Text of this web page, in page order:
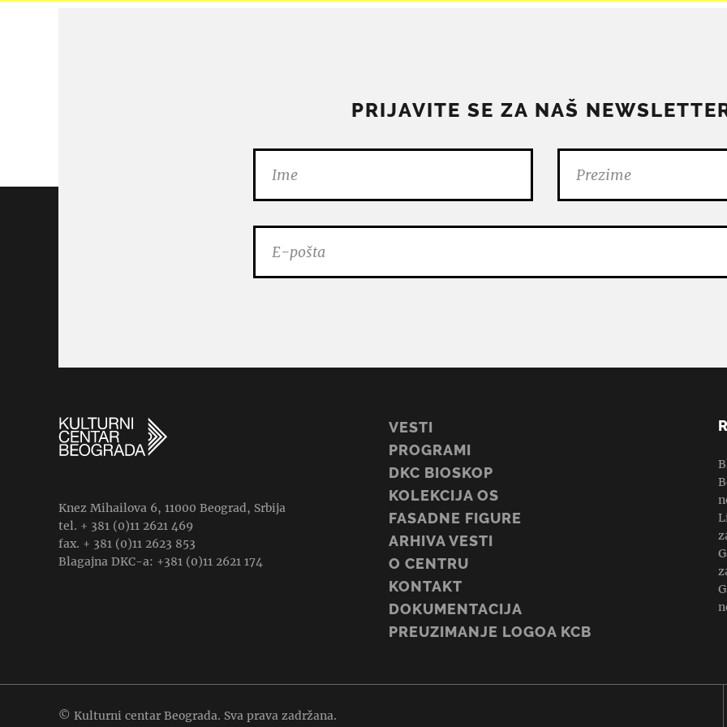
PRIJAVITE SE ZA NAŠ
Knez Mihailova 6, 11000 Beograd, Srbija
tel. + 381 (0)11 2621 469
fax. + 381 (0)11 2623 853
Blagajna DKC-a: +381 (0)11 2621 174
VESTI
PROGRAMI
DKC BIOSKOP
KOLEKCIJA OS
FASADNE FIGURE
ARHIVA VESTI
O CENTRU
KONTAKT
DOKUMENTACIJA
PREUZIMANJE LOGOA KCB
© Kulturni centar Beograda. Sva prava zadržana.